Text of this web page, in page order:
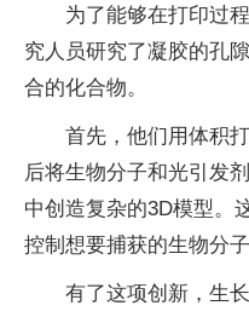
为了能够在打印过
究人员研究了凝胶的孔
合的化合物。
首先，他们用体积
后将生物分子和光引发
中创造复杂的3D模型。
控制想要捕获的生物分子
有了这项创新，生